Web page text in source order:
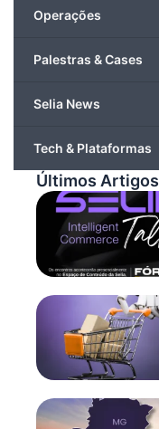
Operações
Palestras & Cases
Selia News
Tech & Plataformas
Últimos Artigos